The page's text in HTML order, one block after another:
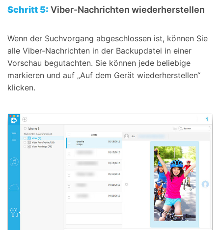
Schritt 5: Viber-Nachrichten wiederherstellen
Wenn der Suchvorgang abgeschlossen ist, können Sie
alle Viber-Nachrichten in der Backupdatei in einer
Vorschau begutachten. Sie können jede beliebige
markieren und auf „Auf dem Gerät wiederherstellen“
klicken.